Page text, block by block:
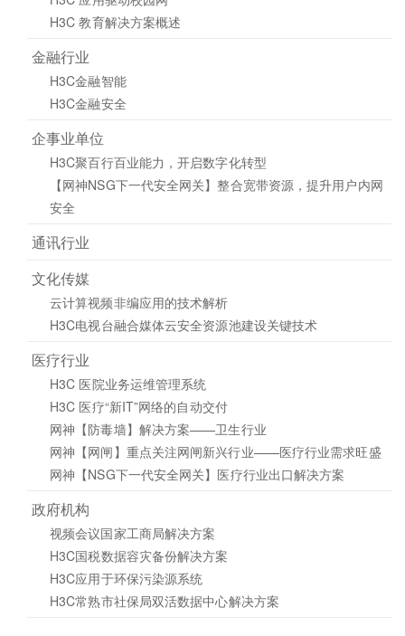
H3C 教育解决方案概述
金融行业
H3C金融智能
H3C金融安全
企事业单位
H3C聚百行百业能力，开启数字化转型
【网神NSG下一代安全网关】整合宽带资源，提升用户内网
安全
通讯行业
文化传媒
云计算视频非编应用的技术解析
H3C电视台融合媒体云安全资源池建设关键技术
医疗行业
H3C 医院业务运维管理系统
H3C 医疗“新IT”网络的自动交付
网神【防毒墙】解决方案——卫生行业
网神【网闸】重点关注网闸新兴行业——医疗行业需求旺盛
网神【NSG下一代安全网关】医疗行业出口解决方案
政府机构
视频会议国家工商局解决方案
H3C国税数据容灾备份解决方案
H3C应用于环保污染源系统
H3C常熟市社保局双活数据中心解决方案